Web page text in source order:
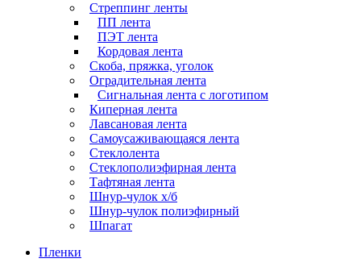
Стреппинг ленты
ПП лента
ПЭТ лента
Кордовая лента
Скоба, пряжка, уголок
Оградительная лента
Сигнальная лента с логотипом
Киперная лента
Лавсановая лента
Самоусаживающаяся лента
Стеклолента
Стеклополиэфирная лента
Тафтяная лента
Шнур-чулок х/б
Шнур-чулок полиэфирный
Шпагат
Пленки